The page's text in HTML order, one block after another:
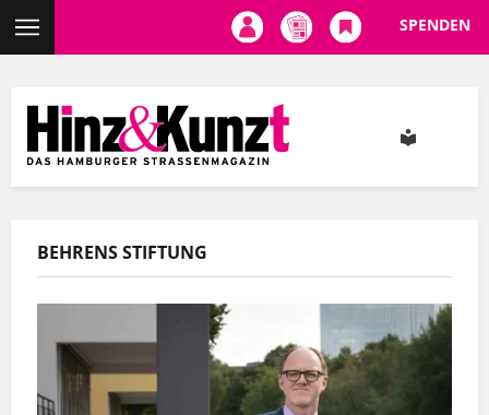
Inhalt
SPENDEN
BEHRENS STIFTUNG